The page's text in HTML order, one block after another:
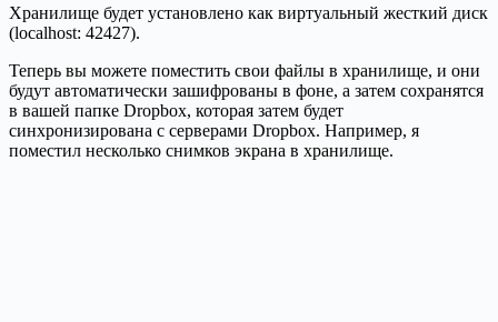
Хранилище будет установлено как виртуальный жесткий диск
(localhost: 42427).
Теперь вы можете поместить свои файлы в хранилище, и они
будут автоматически зашифрованы в фоне, а затем сохранятся
в вашей папке Dropbox, которая затем будет
синхронизирована с серверами Dropbox. Например, я
поместил несколько снимков экрана в хранилище.